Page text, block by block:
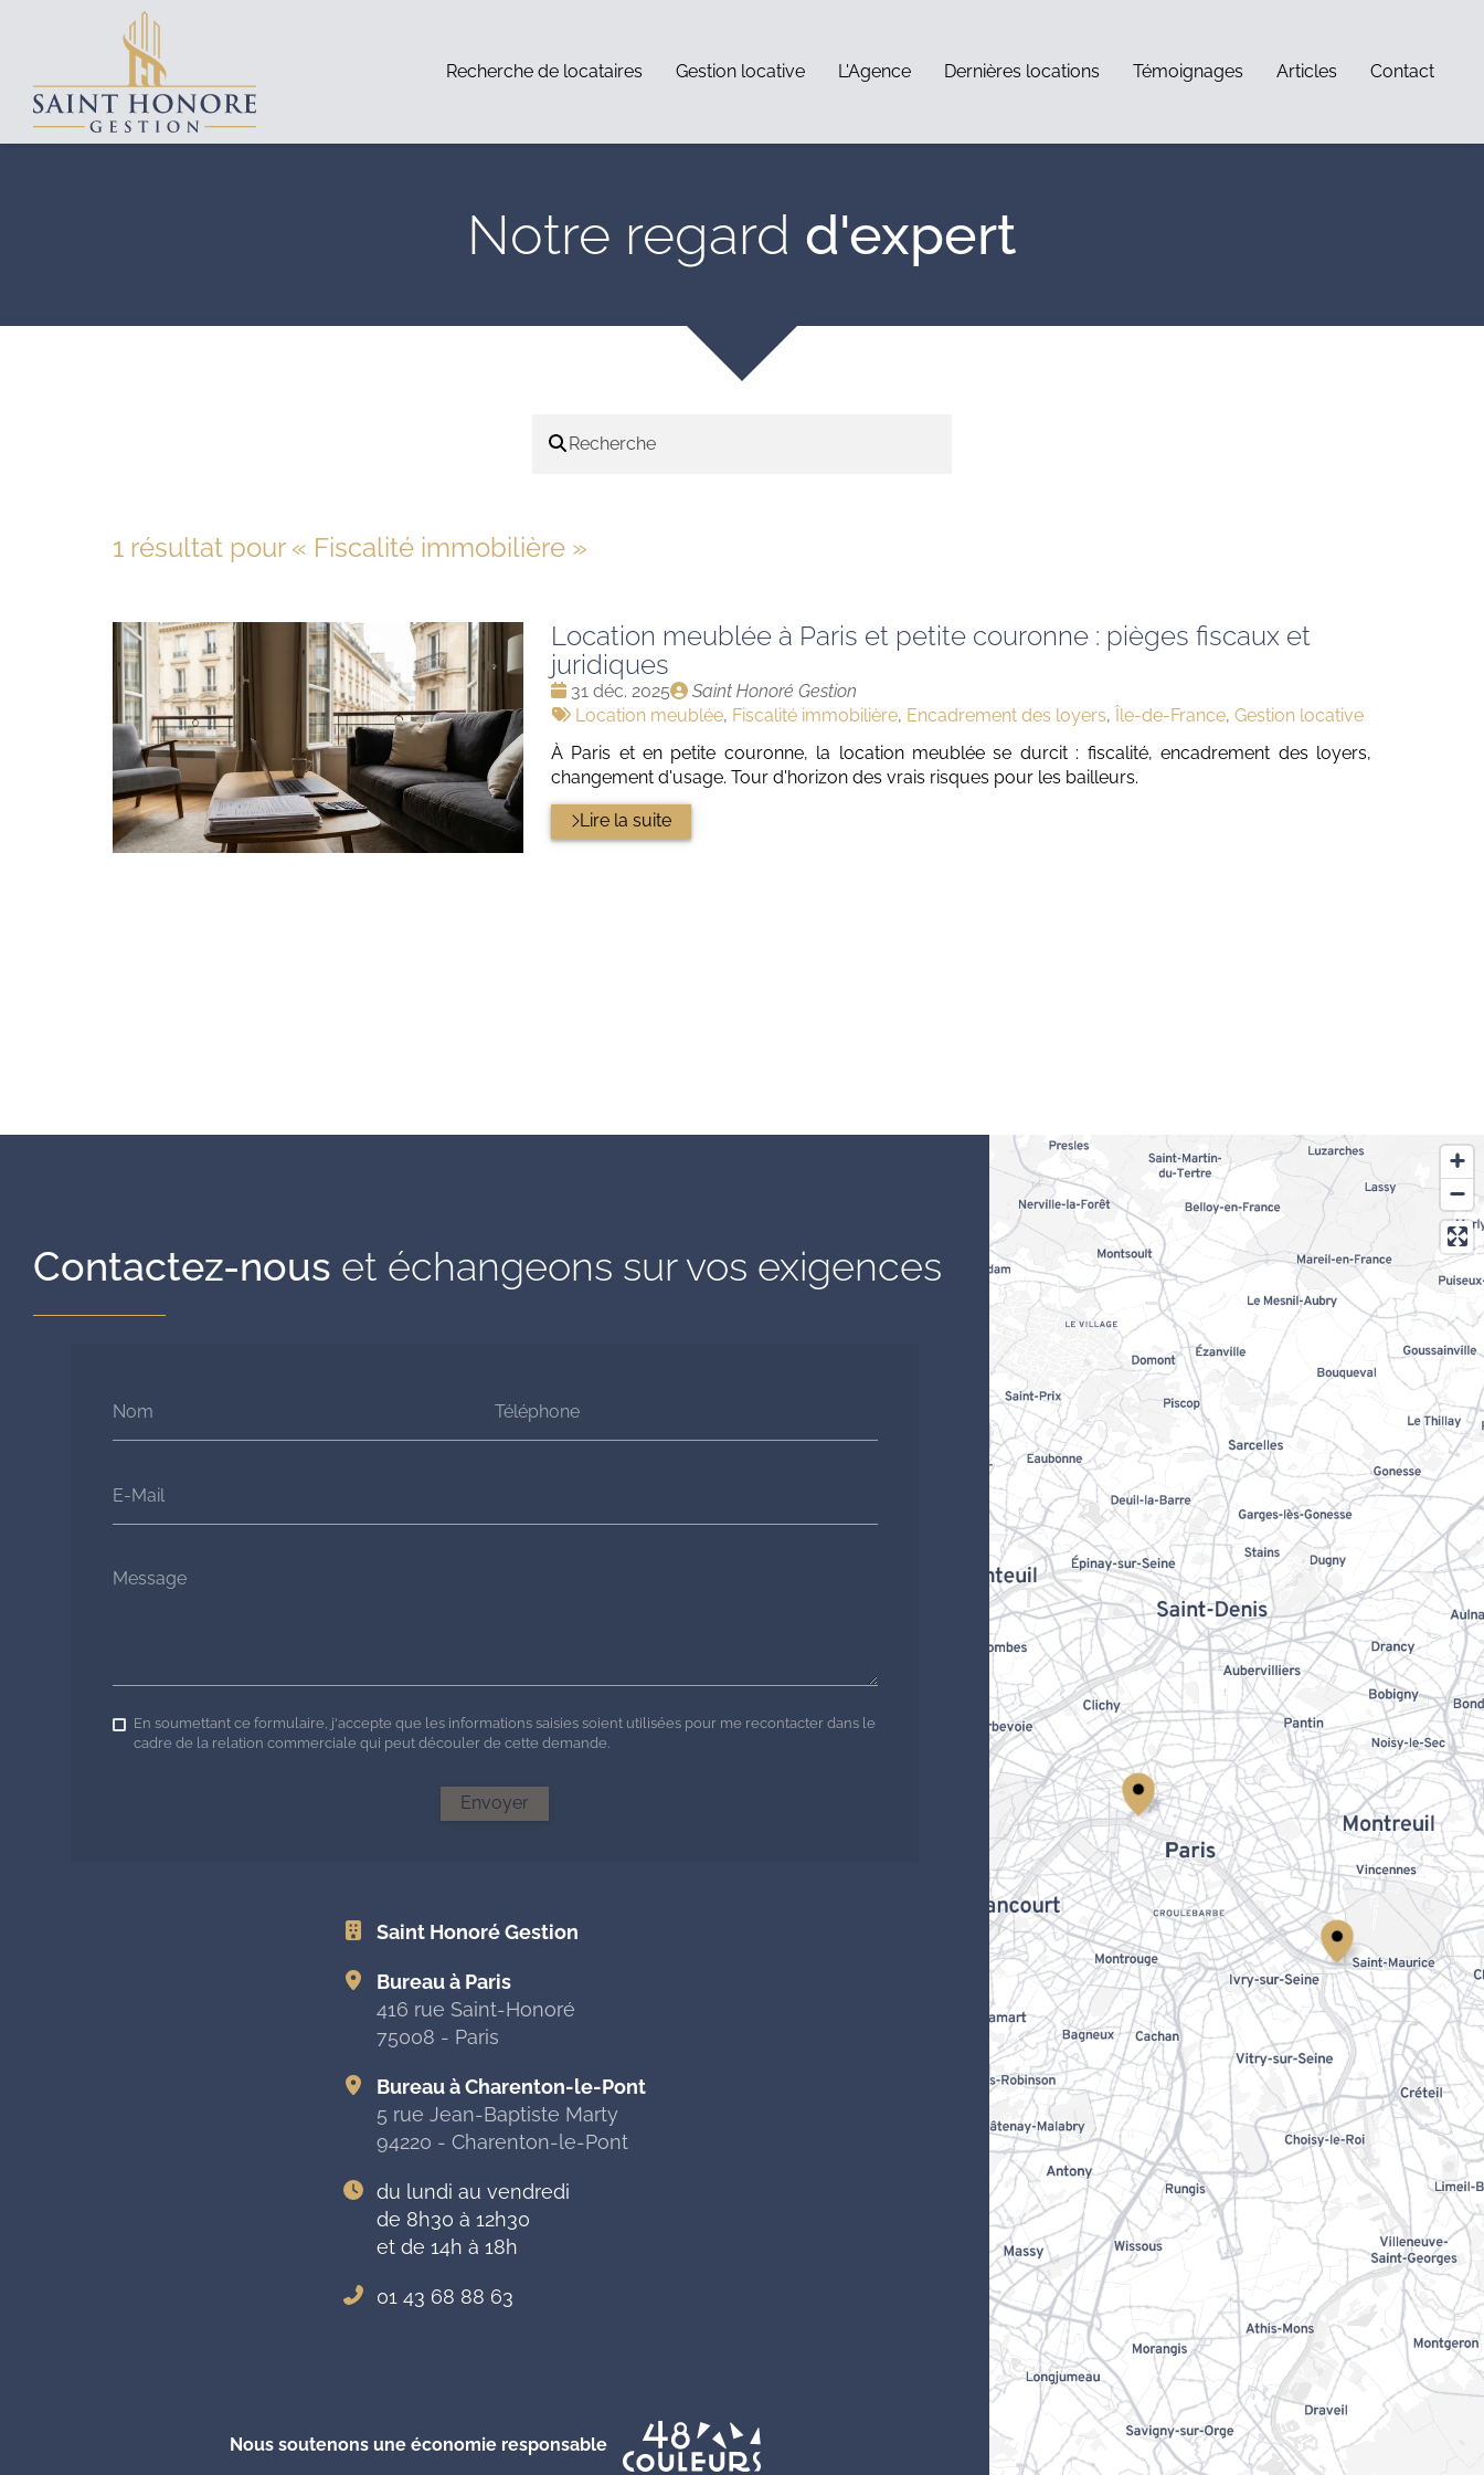
Recherche de locataires Gestion locative L'Agence Dernières locations Témoignages Articles Contact
Notre regard d'expert
1 résultat pour « Fiscalité immobilière »
Location meublée à Paris et petite couronne : pièges fiscaux et
juridiques
Date
:
31 déc. 2025
Publié
par
Saint Honoré Gestion
Tags
Location meublée, Fiscalité immobilière, Encadrement des loyers, Île-de-France, Gestion locative
À Paris et en petite couronne, la location meublée se durcit : fiscalité, encadrement des loyers,
changement d'usage. Tour d'horizon des vrais risques pour les bailleurs.
Lire la suite
Contactez-nous et échangeons sur vos exigences
Nom Téléphone
E-Mail
Message
En soumettant ce formulaire, j'accepte que les informations saisies soient utilisées pour me recontacter dans le
cadre de la relation commerciale qui peut découler de cette demande.
Envoyer
Saint Honoré Gestion
Bureau à Paris
416 rue Saint-Honoré
75008 - Paris
Bureau à Charenton-le-Pont
5 rue Jean-Baptiste Marty
94220 - Charenton-le-Pont
du lundi au vendredi
de 8h30 à 12h30
et de 14h à 18h
01 43 68 88 63
Nous soutenons une économie responsable